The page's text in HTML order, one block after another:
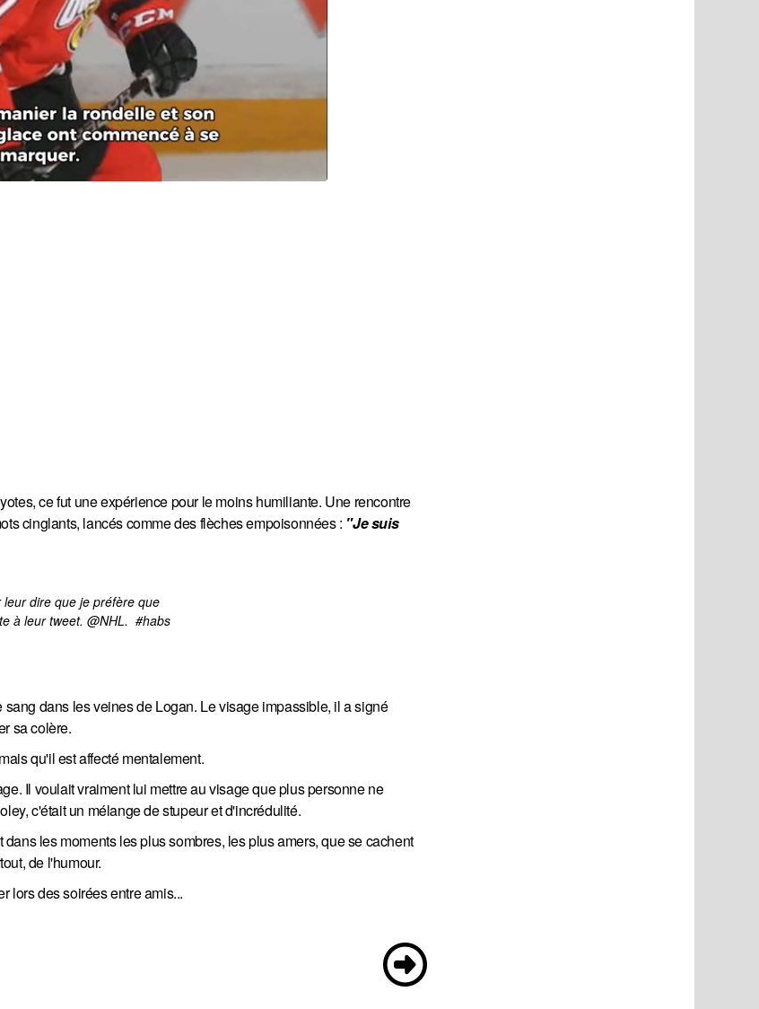
ce fut une expérience pour le moins humiliante. Une rencontre
cinglants, lancés comme des flèches empoisonnées : "Je suis
leur dire que je préfère que
à leur tweet. @NHL. #habs
dans les veines de Logan. Le visage impassible, il a signé
sa colère.
qu'il est affecté mentalement.
Il voulait vraiment lui mettre au visage que plus personne ne
c'était un mélange de stupeur et d'incrédulité.
les moments les plus sombres, les plus amers, que se cachent
de l'humour.
lors des soirées entre amis...